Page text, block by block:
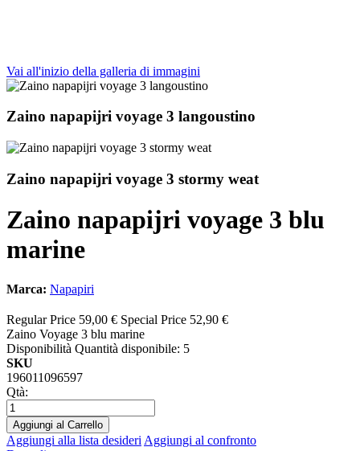
Vai all'inizio della galleria di immagini
Zaino napapijri voyage 3 langoustino
Zaino napapijri voyage 3 stormy weat
Zaino napapijri voyage 3 blu
marine
Marca: Napapiri
Regular Price 59,00 € Special Price 52,90 €
Zaino Voyage 3 blu marine
Disponibilità Quantità disponibile: 5
SKU
196011096597
Qtà:
Aggiungi al Carrello
Aggiungi alla lista desideri Aggiungi al confronto